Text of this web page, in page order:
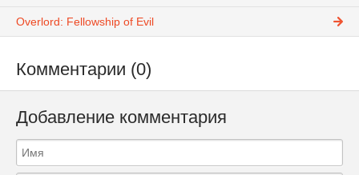
Overlord: Fellowship of Evil
Комментарии (0)
Добавление комментария